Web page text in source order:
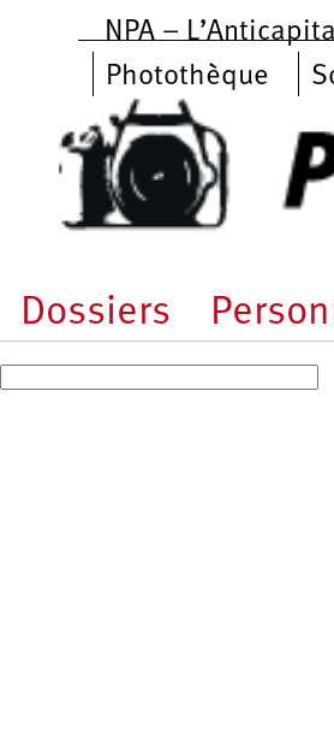
Aller au contenu principal
NPA –
Photothèque
Dossiers